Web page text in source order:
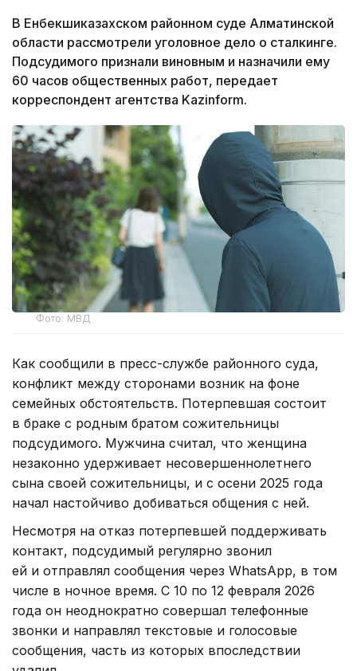
В Енбекшиказахском районном суде Алматинской
области рассмотрели уголовное дело о сталкинге.
Подсудимого признали виновным и назначили ему
60 часов общественных работ, передает
корреспондент агентства Kazinform.
Фото: МВД
Как сообщили в пресс-службе районного суда,
конфликт между сторонами возник на фоне
семейных обстоятельств. Потерпевшая состоит
в браке с родным братом сожительницы
подсудимого. Мужчина считал, что женщина
незаконно удерживает несовершеннолетнего
сына своей сожительницы, и с осени 2025 года
начал настойчиво добиваться общения с ней.
Несмотря на отказ потерпевшей поддерживать
контакт, подсудимый регулярно звонил
ей и отправлял сообщения через WhatsApp, в том
числе в ночное время. С 10 по 12 февраля 2026
года он неоднократно совершал телефонные
звонки и направлял текстовые и голосовые
сообщения, часть из которых впоследствии